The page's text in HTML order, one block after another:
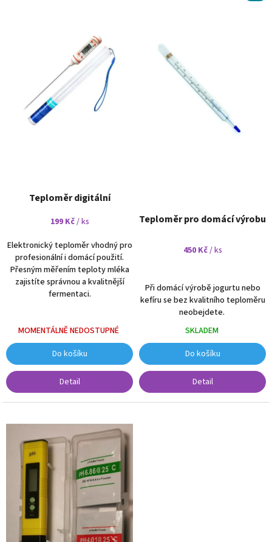
Teploměr digitální
199 Kč/ ks
Elektronický teploměr vhodný pro
profesionální i domácí použití.
Přesným měřením teploty mléka
zajistíte správnou a kvalitnější
fermentaci.
MOMENTÁLNĚ NEDOSTUPNÉ
Do košíku
Detail
Teploměr pro domácí výrobu
450 Kč/ ks
Při domácí výrobě jogurtu nebo
kefíru se bez kvalitního teploměru
neobejdete.
SKLADEM
Do košíku
Detail